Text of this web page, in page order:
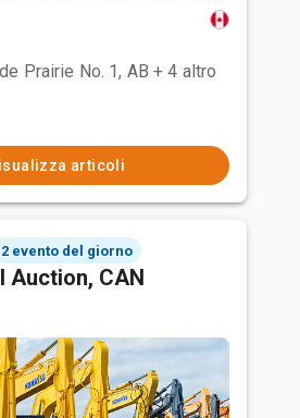
Prairie No. 1, AB + 4 altro
articoli
2 evento del giorno
Auction, CAN